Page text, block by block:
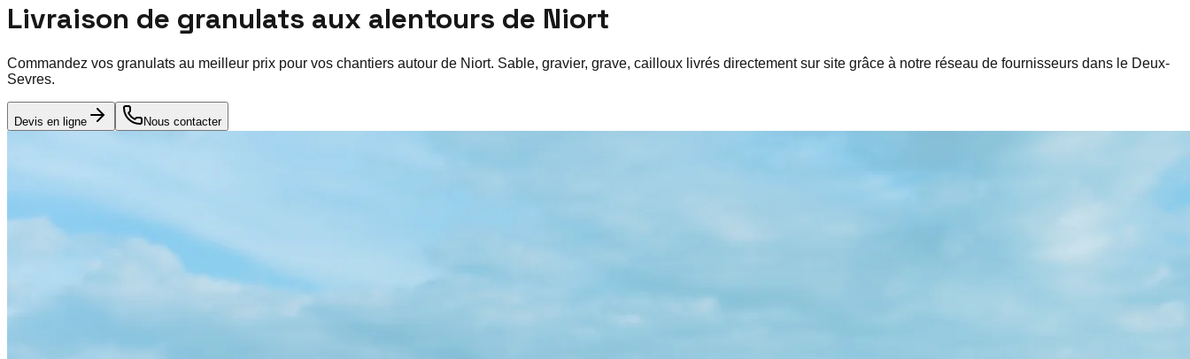
Livraison de granulats aux alentours de Niort
Commandez vos granulats au meilleur prix pour vos chantiers autour de Niort. Sable, gravier, grave, cailloux livrés directement sur site grâce à notre réseau de fournisseurs dans le Deux-
Sevres.
Devis en ligne Nous contacter